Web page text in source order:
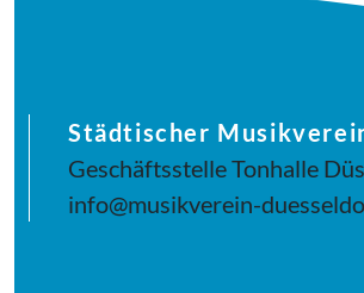
Städtischer
Geschäftsstelle Tonhalle
info@musikverein-